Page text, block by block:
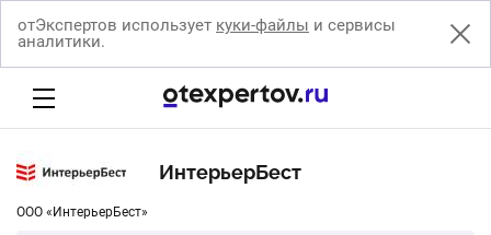
отЭкспертов использует куки-файлы и сервисы
аналитики.
ИнтерьерБест
ООО «ИнтерьерБест»